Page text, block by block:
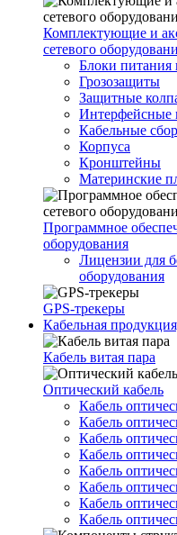
Комплектующие и
сетевого
Блоки
Грозозащиты
Защитные
Интерфейсные
Кабельные
Корпуса
Кронштейны
Материнские
Программное
оборудования
Лицензии для
оборудования
GPS-трекеры
Кабельная
Кабель витая пара
Оптический кабель
Кабель
Кабель
Кабель
Кабель
Кабель
Кабель
Кабель
Кабель